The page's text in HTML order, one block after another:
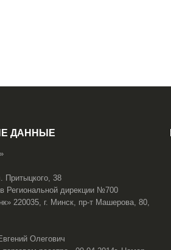
ДАННЫЕ
Притыцкого, 38
Региональной дирекции №700
220035, г. Минск, пр-т Машерова, 80,
Олегович